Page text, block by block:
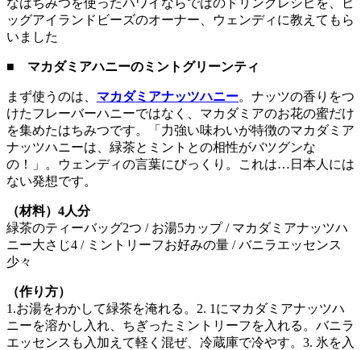
ッグアイランドビーズのオーナー、ウェンディに教えてもら
いました
■ マカダミアハニーのミントグリーンティ
まず使うのは、 マカダミアナッツハニー。ナッツの香りをつ
けたフレーバーハニーではなく、マカダミアのお花の蜜だけ
を集めたはちみつです。「力強い味わいが特徴のマカダミア
ナッツハニーは、緑茶とミントとの相性がバツグンな
の！」。ウェンディの言葉にびっくり。これは…日本人には
ない発想です。
（材料）4人分
緑茶のティーバッグ2つ / お湯5カップ / マカダミアナッツハ
ニー大さじ4 / ミントリーフお好みの量 / バニラエッセンス
少々
（作り方）
1.お湯をわかして緑茶を淹れる。2. 1にマカダミアナッツハ
ニーを溶かし入れ、ちぎったミントリーフを入れる。バニラ
エッセンスも入加えて軽く混ぜ、冷蔵庫で冷やす。3. 氷を入